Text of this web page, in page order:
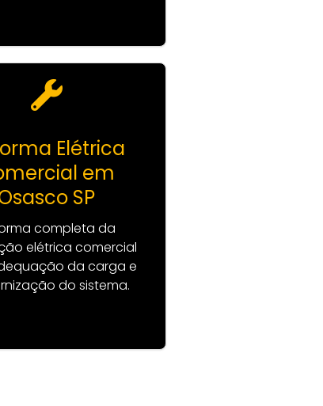
Elétrica
em
SP
completa da
elétrica comercial
da carga e
do sistema.